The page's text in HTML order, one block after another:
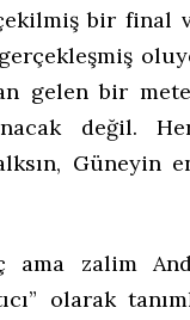
bir final
gelen bir
değil.
Güneyin
ama zalim
olarak